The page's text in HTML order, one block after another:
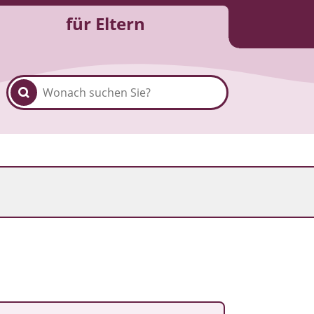
für Eltern